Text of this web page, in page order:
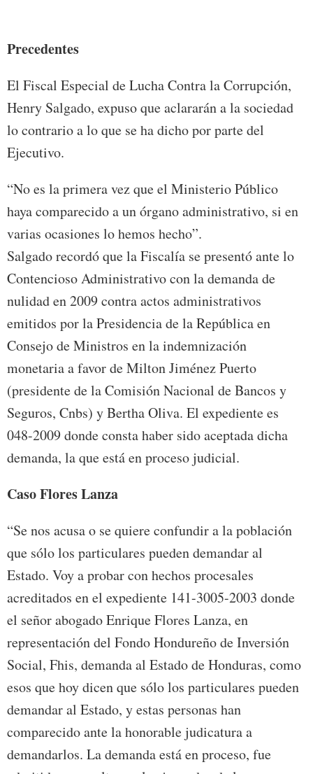
Precedentes
El Fiscal Especial de Lucha Contra la Corrupción,
Henry Salgado, expuso que aclararán a la sociedad
lo contrario a lo que se ha dicho por parte del
Ejecutivo.
“No es la primera vez que el Ministerio Público
haya comparecido a un órgano administrativo, si en
varias ocasiones lo hemos hecho”.
Salgado recordó que la Fiscalía se presentó ante lo
Contencioso Administrativo con la demanda de
nulidad en 2009 contra actos administrativos
emitidos por la Presidencia de la República en
Consejo de Ministros en la indemnización
monetaria a favor de Milton Jiménez Puerto
(presidente de la Comisión Nacional de Bancos y
Seguros, Cnbs) y Bertha Oliva. El expediente es
048-2009 donde consta haber sido aceptada dicha
demanda, la que está en proceso judicial.
Caso Flores Lanza
“Se nos acusa o se quiere confundir a la población
que sólo los particulares pueden demandar al
Estado. Voy a probar con hechos procesales
acreditados en el expediente 141-3005-2003 donde
el señor abogado Enrique Flores Lanza, en
representación del Fondo Hondureño de Inversión
Social, Fhis, demanda al Estado de Honduras, como
esos que hoy dicen que sólo los particulares pueden
demandar al Estado, y estas personas han
comparecido ante la honorable judicatura a
demandarlos. La demanda está en proceso, fue